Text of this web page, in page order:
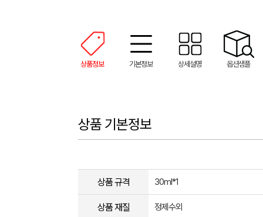
상품정보 기본정보 상세설명 옵션샘플
상품 기본정보
상품 규격 30ml*1
상품 재질 정제수외